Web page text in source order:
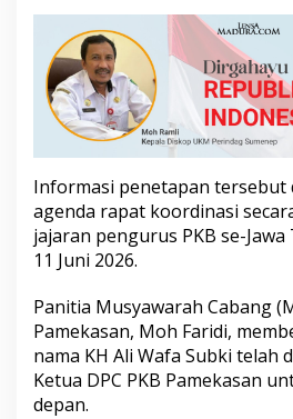
u
k
u
t
K
o
n
l
i
d
a
s
Informasi penetapan tersebut
agenda rapat koordinasi
jajaran pengurus PKB se-
11 Juni 2026.
Panitia Musyawarah Cabang
Pamekasan, Moh Faridi,
nama KH Ali Wafa Subki telah
Ketua DPC PKB Pamekasan
depan.